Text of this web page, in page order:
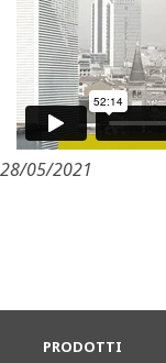
28/05/2021
PRODOTTI